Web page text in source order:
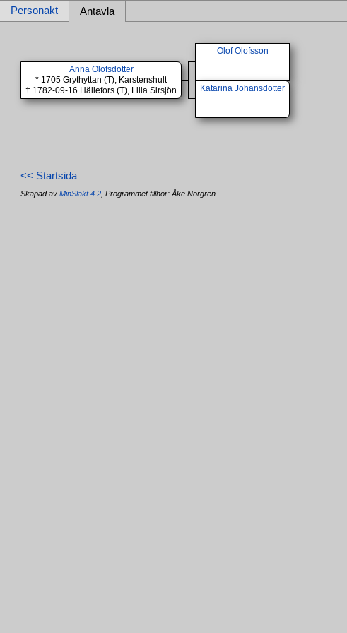
Personakt Antavla
Anna Olofsdotter
* 1705 Grythyttan (T), Karstenshult
† 1782-09-16 Hällefors (T), Lilla Sirsjön
Olof Olofsson
Katarina Johansdotter
<< Startsida
Skapad avMinSläkt 4.2 , Programmet tillhör: Åke Norgren